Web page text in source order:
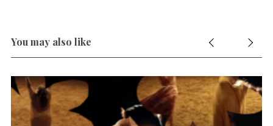
You may also like